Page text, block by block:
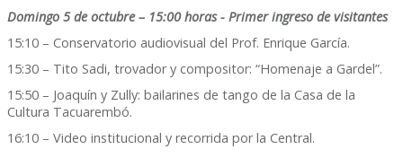
Domingo 5 de octubre – 15:00 horas - Primer ingreso de visitantes
15:10 – Conservatorio audiovisual del Prof. Enrique García.
15:30 – Tito Sadi, trovador y compositor: “Homenaje a Gardel”.
15:50 – Joaquín y Zully: bailarines de tango de la Casa de la
Cultura Tacuarembó.
16:10 – Video institucional y recorrida por la Central.